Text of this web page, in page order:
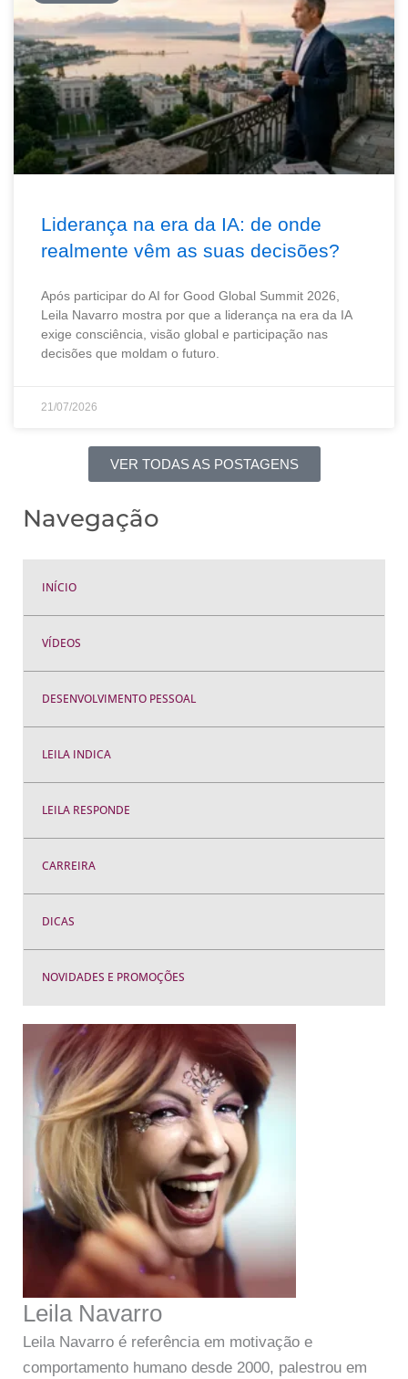
Liderança na era da IA: de onde
realmente vêm as suas decisões?
Após participar do AI for Good Global Summit 2026,
Leila Navarro mostra por que a liderança na era da IA
exige consciência, visão global e participação nas
decisões que moldam o futuro.
21/07/2026
VER TODAS AS POSTAGENS
Navegação
INÍCIO
VÍDEOS
DESENVOLVIMENTO PESSOAL
LEILA INDICA
LEILA RESPONDE
CARREIRA
DICAS
NOVIDADES E PROMOÇÕES
Leila Navarro
Leila Navarro é referência em motivação e
comportamento humano desde 2000, palestrou em